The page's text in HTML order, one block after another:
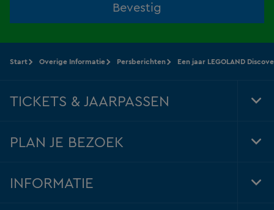
Bevestig
Start Overige Informatie Persberichten Een jaar LEGOLAND
TICKETS & JAARPASSEN
PLAN JE BEZOEK
INFORMATIE